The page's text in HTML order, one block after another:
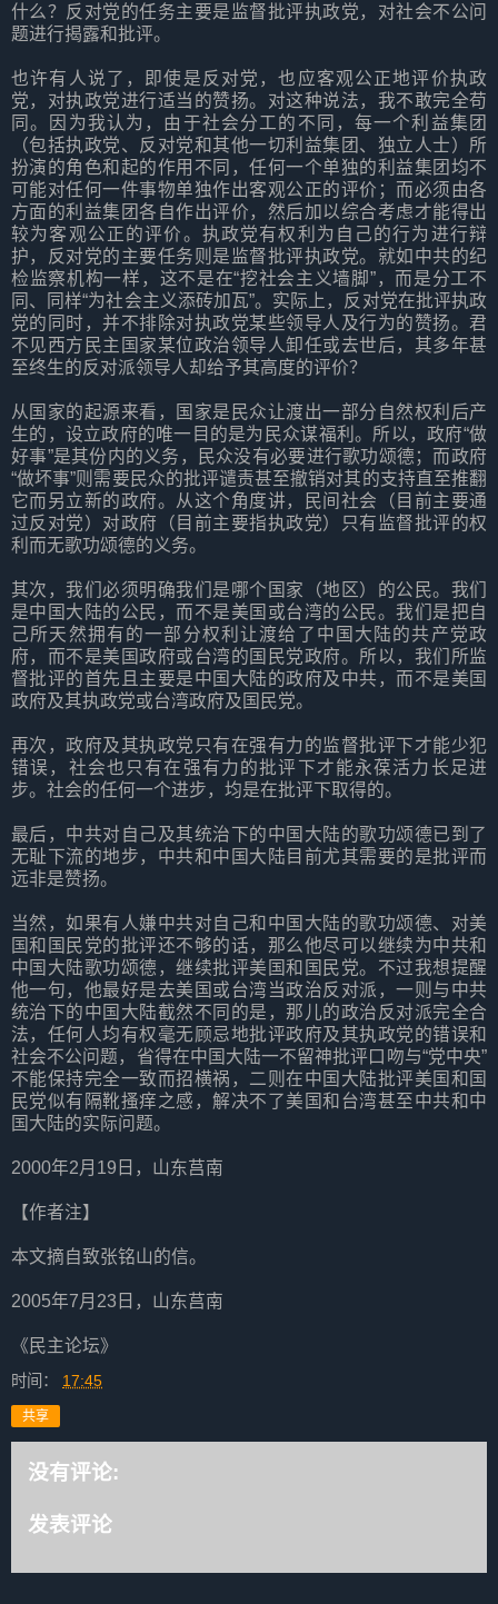
什么？反对党的任务主要是监督批评执政党，对社会不公问
题进行揭露和批评。
也许有人说了，即使是反对党，也应客观公正地评价执政
党，对执政党进行适当的赞扬。对这种说法，我不敢完全苟
同。因为我认为，由于社会分工的不同，每一个利益集团
（包括执政党、反对党和其他一切利益集团、独立人士）所
扮演的角色和起的作用不同，任何一个单独的利益集团均不
可能对任何一件事物单独作出客观公正的评价；而必须由各
方面的利益集团各自作出评价，然后加以综合考虑才能得出
较为客观公正的评价。执政党有权利为自己的行为进行辩
护，反对党的主要任务则是监督批评执政党。就如中共的纪
检监察机构一样，这不是在“挖社会主义墙脚”，而是分工不
同、同样“为社会主义添砖加瓦”。实际上，反对党在批评执政
党的同时，并不排除对执政党某些领导人及行为的赞扬。君
不见西方民主国家某位政治领导人卸任或去世后，其多年甚
至终生的反对派领导人却给予其高度的评价？
从国家的起源来看，国家是民众让渡出一部分自然权利后产
生的，设立政府的唯一目的是为民众谋福利。所以，政府“做
好事”是其份内的义务，民众没有必要进行歌功颂德；而政府
“做坏事”则需要民众的批评谴责甚至撤销对其的支持直至推翻
它而另立新的政府。从这个角度讲，民间社会（目前主要通
过反对党）对政府（目前主要指执政党）只有监督批评的权
利而无歌功颂德的义务。
其次，我们必须明确我们是哪个国家（地区）的公民。我们
是中国大陆的公民，而不是美国或台湾的公民。我们是把自
己所天然拥有的一部分权利让渡给了中国大陆的共产党政
府，而不是美国政府或台湾的国民党政府。所以，我们所监
督批评的首先且主要是中国大陆的政府及中共，而不是美国
政府及其执政党或台湾政府及国民党。
再次，政府及其执政党只有在强有力的监督批评下才能少犯
错误，社会也只有在强有力的批评下才能永葆活力长足进
步。社会的任何一个进步，均是在批评下取得的。
最后，中共对自己及其统治下的中国大陆的歌功颂德已到了
无耻下流的地步，中共和中国大陆目前尤其需要的是批评而
远非是赞扬。
当然，如果有人嫌中共对自己和中国大陆的歌功颂德、对美
国和国民党的批评还不够的话，那么他尽可以继续为中共和
中国大陆歌功颂德，继续批评美国和国民党。不过我想提醒
他一句，他最好是去美国或台湾当政治反对派，一则与中共
统治下的中国大陆截然不同的是，那儿的政治反对派完全合
法，任何人均有权毫无顾忌地批评政府及其执政党的错误和
社会不公问题，省得在中国大陆一不留神批评口吻与“党中央”
不能保持完全一致而招横祸，二则在中国大陆批评美国和国
民党似有隔靴搔痒之感，解决不了美国和台湾甚至中共和中
国大陆的实际问题。
2000年2月19日，山东莒南
【作者注】
本文摘自致张铭山的信。
2005年7月23日，山东莒南
《民主论坛》
时间： 17:45
共享
没有评论:
发表评论